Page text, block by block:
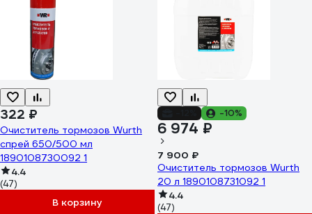
322 ₽
Очиститель тормозов Wurth
спрей 650/500 мл
1890108730092 1
4.4
(47)
В корзину
-10%
6 974 ₽
7 900 ₽
Очиститель тормозов Wurth
20 л 1890108731092 1
4.4
(47)